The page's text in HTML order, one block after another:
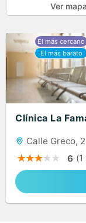
Ver mapa
Clínica La
Calle Greco,
6